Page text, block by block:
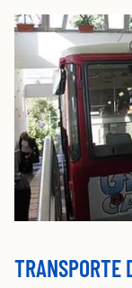
TRANSPORTE